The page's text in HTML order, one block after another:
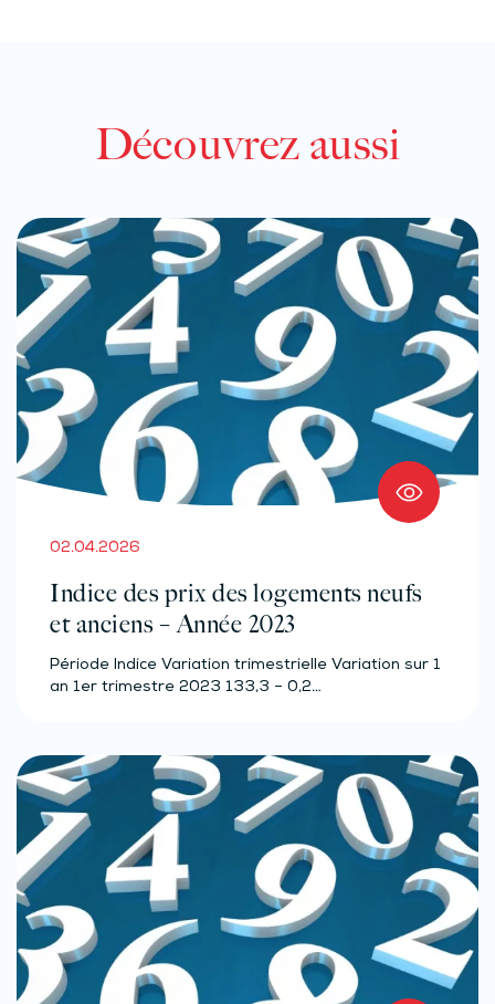
Découvrez aussi
02.04.2026
Indice des prix des logements neufs
et anciens – Année 2023
Période Indice Variation trimestrielle Variation sur 1
an 1er trimestre 2023 133,3 – 0,2…